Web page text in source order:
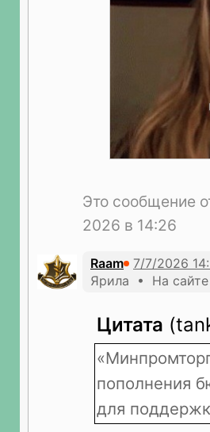
Это сообщение
2026 в 14:26
Raam
Ярила • На сайте
Цитата
пополнения
для